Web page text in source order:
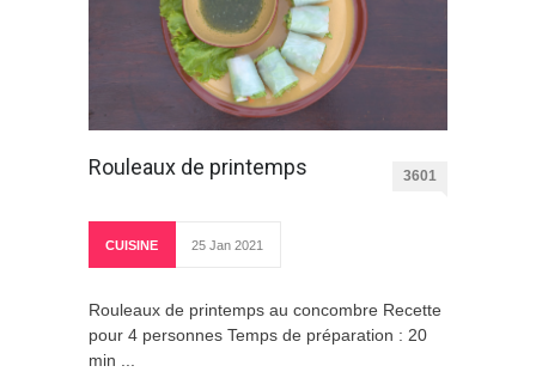
Rouleaux de printemps 3601
CUISINE 25 Jan 2021
Rouleaux de printemps au concombre Recette
pour 4 personnes Temps de préparation : 20
min ...